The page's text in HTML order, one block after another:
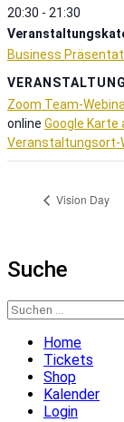
20:30 - 21:30
Business
Zoom Team-
online Google Karte
Veranstaltungsort-
Vision Day
Suche
Suchen
Home
Tickets
Shop
Kalender
Login